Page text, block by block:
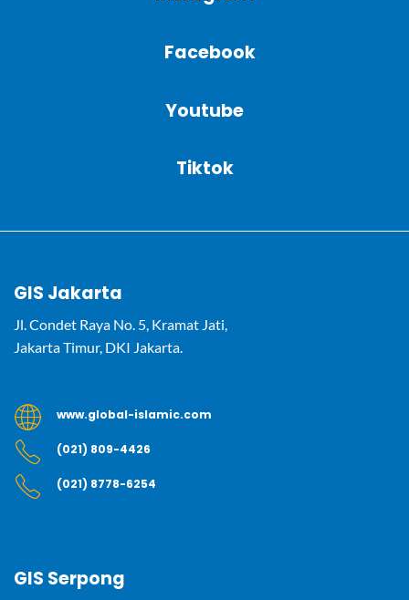
Facebook
Youtube
Tiktok
GIS Jakarta
Jl. Condet Raya No. 5, Kramat Jati,
Jakarta Timur, DKI Jakarta.
www.global-islamic.com
(021) 809-4426
(021) 8778-6254
GIS Serpong